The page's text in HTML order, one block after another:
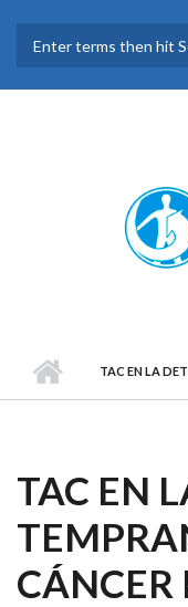
BÚSQUEDA
TAC EN LA
TAC EN